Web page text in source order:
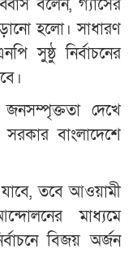
বলেন, গ্যাসের
হলো। সাধারণ
সুষ্ঠু নির্বাচনের
দেখে
বাংলাদেশে
তবে আওয়ামী
মাধ্যমে
বিজয় অর্জন